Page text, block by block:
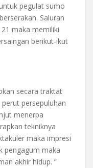
pegulat sumo
Saluran
maka memiliki
berikut-ikut
secara traktat
persepuluhan
menerpa
tekniknya
maka impresi
pengagum maka
akhir hidup. ”